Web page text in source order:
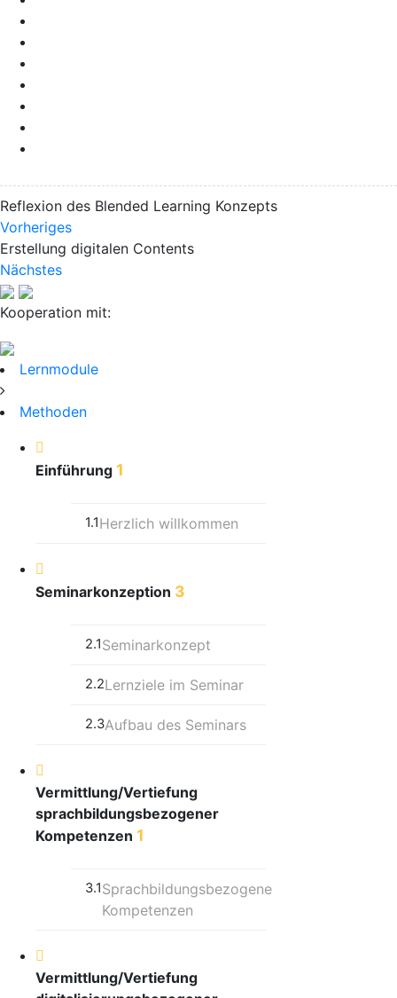
Reflexion des Blended Learning Konzepts
Vorheriges
Erstellung digitalen Contents
Nächstes
Kooperation mit:
Lernmodule
Methoden
Einführung 1
1.1Herzlich willkommen
Seminarkonzeption 3
2.1Seminarkonzept
2.2Lernziele im Seminar
2.3Aufbau des Seminars
Vermittlung/Vertiefung
sprachbildungsbezogener
Kompetenzen 1
3.1Sprachbildungsbezogene
Kompetenzen
Vermittlung/Vertiefung